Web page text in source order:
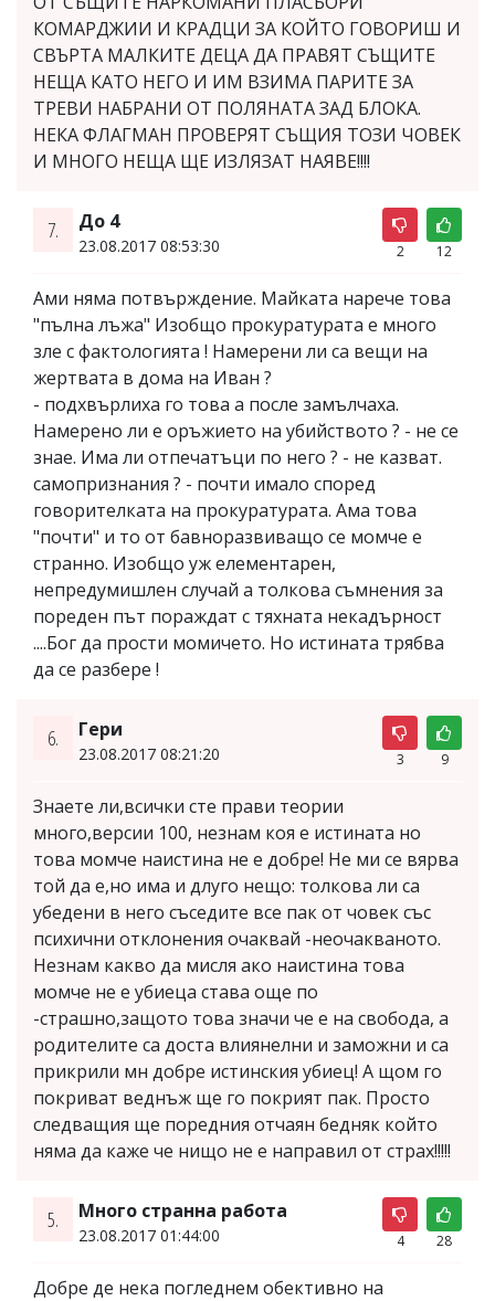
КОМАРДЖИИ И КРАДЦИ ЗА КОЙТО ГОВОРИШ И
СВЪРТА МАЛКИТЕ ДЕЦА ДА ПРАВЯТ СЪЩИТЕ
НЕЩА КАТО НЕГО И ИМ ВЗИМА ПАРИТЕ ЗА
ТРЕВИ НАБРАНИ ОТ ПОЛЯНАТА ЗАД БЛОКА.
НЕКА ФЛАГМАН ПРОВЕРЯТ СЪЩИЯ ТОЗИ ЧОВЕК
И МНОГО НЕЩА ЩЕ ИЗЛЯЗАТ НАЯВЕ!!!!
7. До 4
23.08.2017 08:53:30 2 12
Ами няма потвърждение. Майката нарече това
"пълна лъжа" Изобщо прокуратурата е много
зле с фактологията ! Намерени ли са вещи на
жертвата в дома на Иван ?
- подхвърлиха го това а после замълчаха.
Намерено ли е оръжието на убийството ? - не се
знае. Има ли отпечатъци по него ? - не казват.
самопризнания ? - почти имало според
говорителката на прокуратурата. Ама това
"почти" и то от бавноразвиващо се момче е
странно. Изобщо уж елементарен,
непредумишлен случай а толкова съмнения за
пореден път пораждат с тяхната некадърност
....Бог да прости момичето. Но истината трябва
да се разбере !
6. Гери
23.08.2017 08:21:20 3 9
Знаете ли,всички сте прави теории
много,версии 100, незнам коя е истината но
това момче наистина не е добре! Не ми се вярва
той да е,но има и длуго нещо: толкова ли са
убедени в него съседите все пак от човек със
психични отклонения очаквай -неочакваното.
Незнам какво да мисля ако наистина това
момче не е убиеца става още по
-страшно,защото това значи че е на свобода, а
родителите са доста влиянелни и заможни и са
прикрили мн добре истинския убиец! А щом го
покриват веднъж ще го покрият пак. Просто
следващия ще поредния отчаян бедняк който
няма да каже че нищо не е направил от страх!!!!!
5. Много странна работа
23.08.2017 01:44:00 4 28
Добре де нека погледнем обективно на